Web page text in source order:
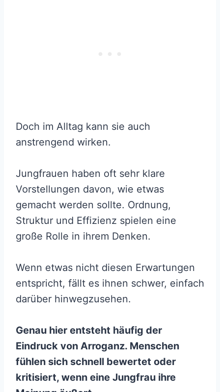
Doch im Alltag kann sie auch
anstrengend wirken.
Jungfrauen haben oft sehr klare
Vorstellungen davon, wie etwas
gemacht werden sollte. Ordnung,
Struktur und Effizienz spielen eine
große Rolle in ihrem Denken.
Wenn etwas nicht diesen Erwartungen
entspricht, fällt es ihnen schwer, einfach
darüber hinwegzusehen.
Genau hier entsteht häufig der
Eindruck von Arroganz. Menschen
fühlen sich schnell bewertet oder
kritisiert, wenn eine Jungfrau ihre